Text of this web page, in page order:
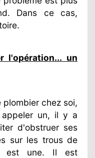
Dans ce cas,
l'opération... un
plombier chez soi,
appeler un, il y a
d'obstruer ses
sur les trous de
est une. Il est